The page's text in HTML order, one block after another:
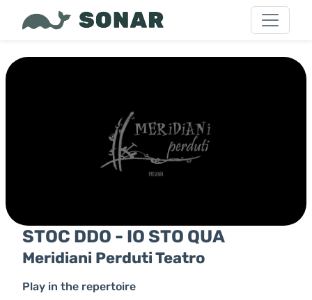
STOC DDO - IO STO QUA
Meridiani Perduti Teatro
Play in the repertoire